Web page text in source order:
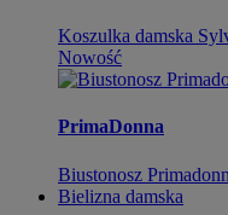
Koszulka damska
Nowość
PrimaDonna
Biustonosz
Bielizna damska